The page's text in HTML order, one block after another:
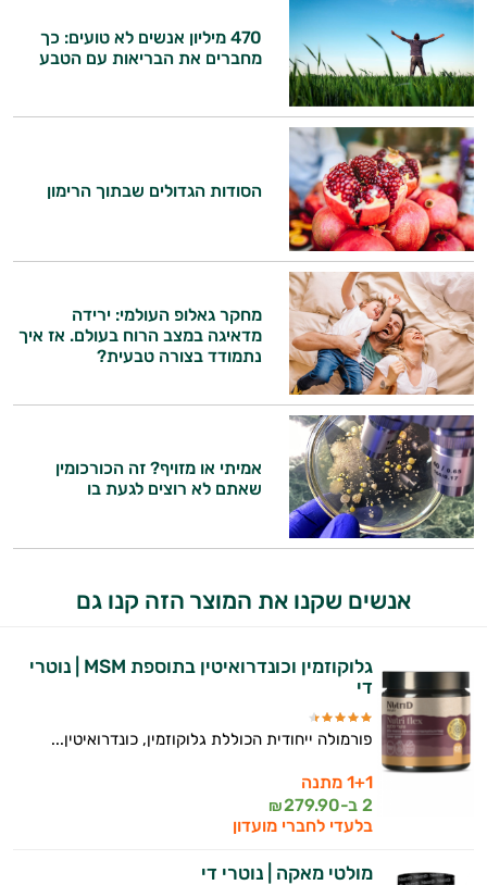
470 מיליון אנשים לא טועים: כך
מחברים את הבריאות עם הטבע
הסודות הגדולים שבתוך הרימון
מחקר גאלופ העולמי: ירידה
מדאיגה במצב הרוח בעולם. אז איך
נתמודד בצורה טבעית?
אמיתי או מזויף? זה הכורכומין
שאתם לא רוצים לגעת בו
אנשים שקנו את המוצר הזה קנו גם
גלוקוזמין וכונדרואיטין בתוספת MSM | נוטרי
די
פורמולה ייחודית הכוללת גלוקוזמין, כונדרואיטין...
1+1 מתנה
2 ב-
279.90
₪
בלעדי לחברי מועדון
מולטי מאקה | נוטרי די
אני יועץ הבריאות האישי AI של טבע בריא.
התשובות שלי מבוססות על מאגרי מידע קליניים